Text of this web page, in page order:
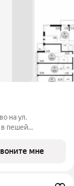
на ул.
в пешей
расположены
и
мне